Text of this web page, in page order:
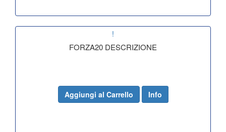
!
FORZA20 DESCRIZIONE
Aggiungi al Carrello Info